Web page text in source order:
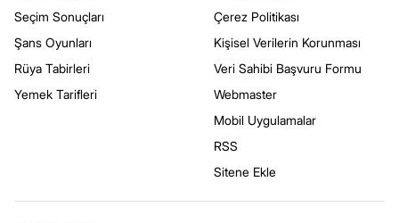
Seçim Sonuçları
Şans Oyunları
Rüya Tabirleri
Yemek Tarifleri
Çerez Politikası
Kişisel Verilerin Korunması
Veri Sahibi Başvuru Formu
Webmaster
Mobil Uygulamalar
RSS
Sitene Ekle